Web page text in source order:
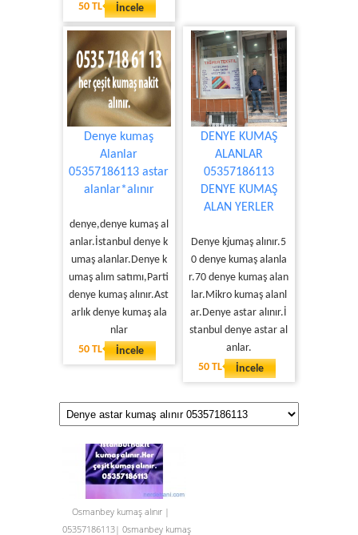
50 TL
İncele
Denye kumaş
Alanlar
05357186113 astar
alanlar*alınır
denye,denye kumaş al
anlar.İstanbul denye k
umaş alanlar.Denye k
umaş alım satımı,Parti
denye kumaş alınır.Ast
arlık denye kumaş ala
nlar
50 TL
İncele
DENYE KUMAŞ
ALANLAR
05357186113
DENYE KUMAŞ
ALAN YERLER
Denye kjumaş alınır.5
0 denye kumaş alanla
r.70 denye kumaş alan
lar.Mikro kumaş alanl
ar.Denye astar alınır.İ
stanbul denye astar al
anlar.
50 TL
İncele
Osmanbey kumaş alınır |
05357186113| 0smanbey kumaş